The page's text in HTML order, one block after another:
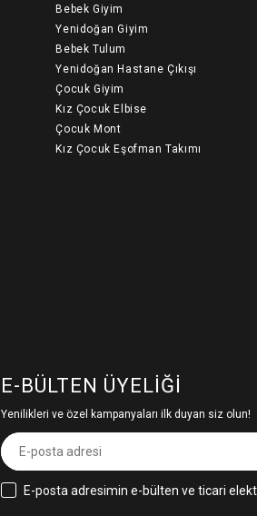
Bebek Giyim
Yenidoğan Giyim
Bebek Tulum
Yenidoğan Hastane Çıkışı
Çocuk Giyim
Kız Çocuk Elbise
Çocuk Mont
Kız Çocuk Eşofman Takımı
E-BÜLTEN ÜYELIĞI
Yenilikleri ve özel kampanyaları ilk duyan siz olun!
E-posta adresimin e-bülten ve ticari